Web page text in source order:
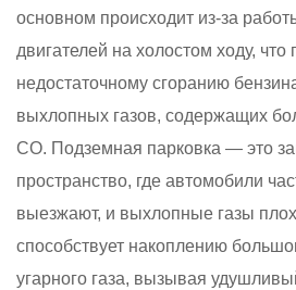
основном происходит из-за
двигателей на холостом ходу, что
недостаточному сгоранию
выхлопных газов, содержащих
CO. Подземная парковка — это
пространство, где автомобили
выезжают, и выхлопные газы
способствует накоплению
угарного газа, вызывая